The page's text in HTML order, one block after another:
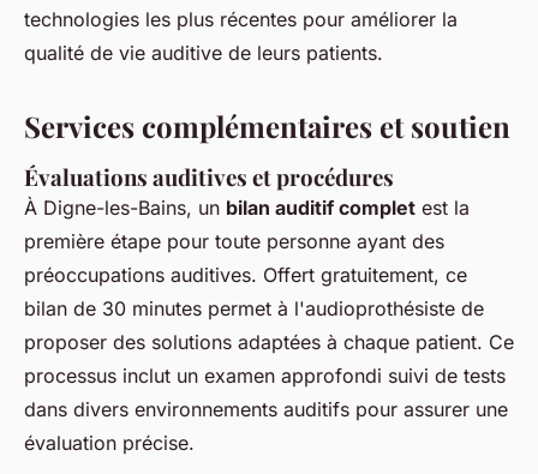
technologies les plus récentes pour améliorer la
qualité de vie auditive de leurs patients.
Services complémentaires et soutien
Évaluations auditives et procédures
À Digne-les-Bains, un bilan auditif complet est la
première étape pour toute personne ayant des
préoccupations auditives. Offert gratuitement, ce
bilan de 30 minutes permet à l'audioprothésiste de
proposer des solutions adaptées à chaque patient. Ce
processus inclut un examen approfondi suivi de tests
dans divers environnements auditifs pour assurer une
évaluation précise.